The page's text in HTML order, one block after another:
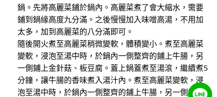
鍋。先將高麗菜鋪於鍋內。高麗菜煮了會大縮水，需要
鋪到鍋緣高度九分滿。之後慢慢加入味噌高湯，不用加
太多，加到高麗菜的八分滿即可。
隨後開火煮至高麗菜稍微變軟，體積變小。煮至高麗菜
變軟，浸泡至湯中時，於鍋內一側整齊的鋪上牛腸，另
一側鋪上金針菇、板豆腐。蓋上鍋蓋煮至湯滾，繼續煮5
分鐘，讓牛腸的香味煮入湯汁內。煮至高麗菜變軟，浸
泡至湯中時，於鍋內一側整齊的鋪上牛腸，另一側鋪上